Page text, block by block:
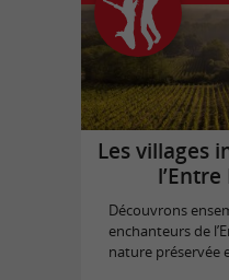
Les villages
Découvrons
enchanteurs de
nature préservée